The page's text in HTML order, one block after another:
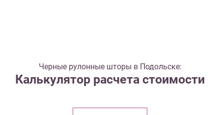
Черные рулонные шторы в Подольске:
Калькулятор расчета стоимости